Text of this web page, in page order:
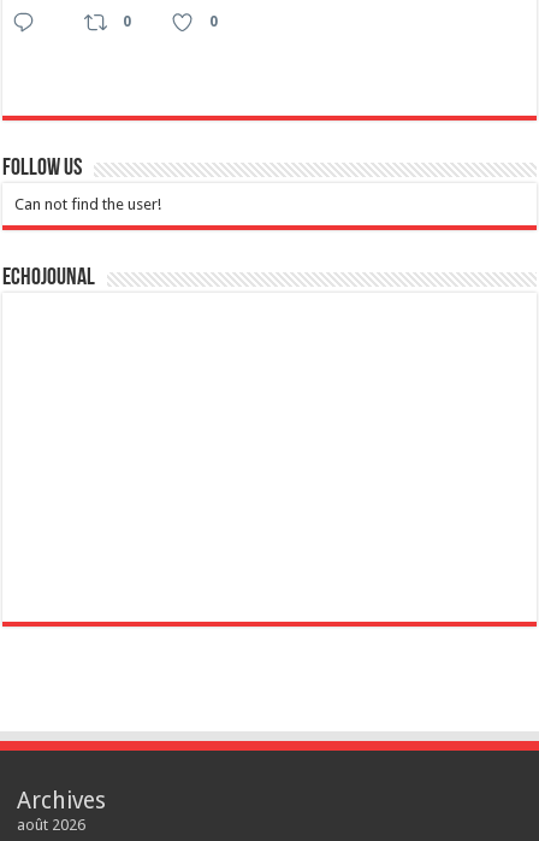
0 0
Follow Us
Can not find the user!
Echojounal
Archives
août 2026